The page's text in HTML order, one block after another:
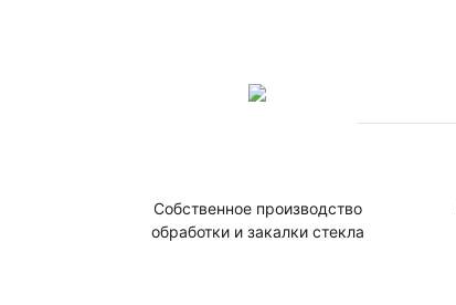
Собственное производство
обработки и закалки стекла